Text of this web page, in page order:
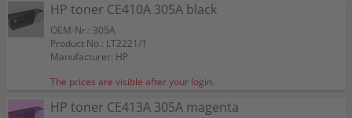
HP toner CE410A 305A black
OEM-Nr.: 305A
Product No.: LT2221/1
Manufacturer: HP
The prices are visible after your login.
HP toner CE413A 305A magenta